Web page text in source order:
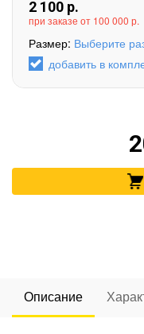
2 100 р.
при заказе от 100 000 р.
Размер: Выберите
добавить в
Описание